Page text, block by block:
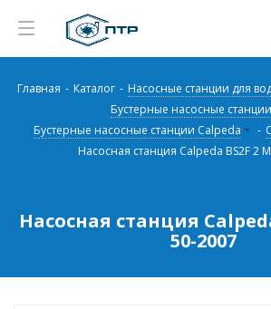
Главная - Каталог - Насосные станции для
Бустерные насосные станции
Бустерные насосные станции Calpeda
-
Насосная станция Calpeda BS2F 2
Насосная станция
50-2007